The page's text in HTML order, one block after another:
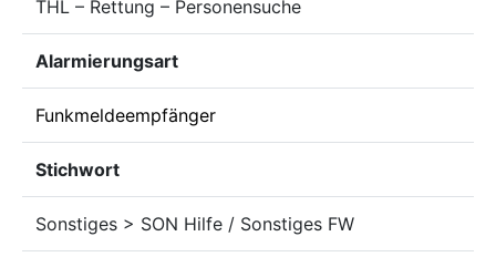
THL – Rettung – Personensuche
Alarmierungsart
Funkmeldeempfänger
Stichwort
Sonstiges > SON Hilfe / Sonstiges FW